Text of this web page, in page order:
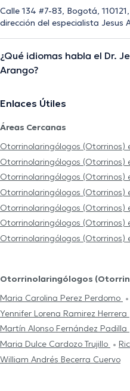
Calle 134 #7-83, Bogotá,
dirección del especialista Jesus
¿Qué idiomas habla el Dr.
Arango?
Enlaces Útiles
Áreas Cercanas
Otorrinolaringólogos (Otorrinos)
Otorrinolaringólogos (Otorrinos)
Otorrinolaringólogos (Otorrinos)
Otorrinolaringólogos (Otorrinos)
Otorrinolaringólogos (Otorrinos)
Otorrinolaringólogos (Otorrinos)
Otorrinolaringólogos (Otorrinos)
Otorrinolaringólogos
Maria Carolina Perez Perdomo
Yennifer Lorena Ramirez Herrera
Martín Alonso Fernández Padilla
Maria Dulce Cardozo Trujillo
William Andrés Becerra Cuervo